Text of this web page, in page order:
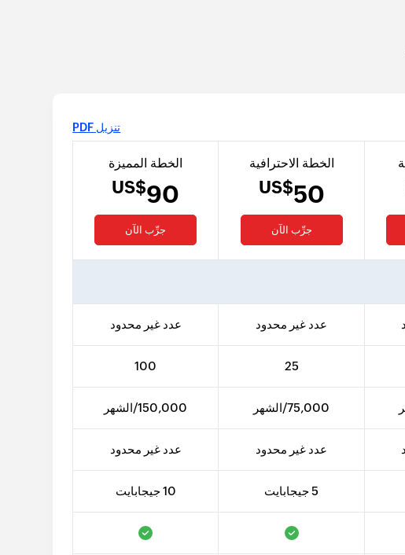
تنزيل PDF
الخطة الاحترافية
US$50
جرِّب الآن
الخطة المميزة
US$90
جرِّب الآن
عدد غير محدود عدد غير محدود
25
100
75,000/الشهر 150,000/الشهر
عدد غير محدود عدد غير محدود
5 جيجابايت 10 جيجابايت